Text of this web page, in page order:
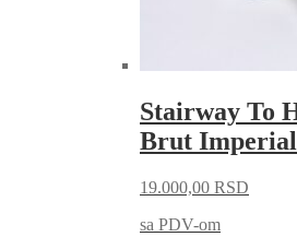
Stairway To
Brut
19.000,00 RSD
sa PDV-om